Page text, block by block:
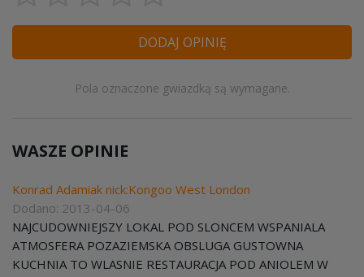
DODAJ OPINIĘ
Pola oznaczone gwiazdką są wymagane.
WASZE OPINIE
Konrad Adamiak nick:Kongoo West London
Dodano: 2013-04-06
NAJCUDOWNIEJSZY LOKAL POD SLONCEM WSPANIALA
ATMOSFERA POZAZIEMSKA OBSLUGA GUSTOWNA
KUCHNIA TO WLASNIE RESTAURACJA POD ANIOLEM W